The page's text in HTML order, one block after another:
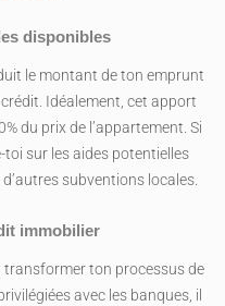
disponibles
le montant de ton emprunt
Idéalement, cet apport
du prix de l’appartement. Si
toi sur les aides potentielles
subventions locales.
immobilier
ton processus de
avec les banques, il